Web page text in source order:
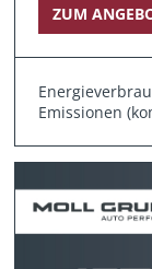
ZUM
Emissionen